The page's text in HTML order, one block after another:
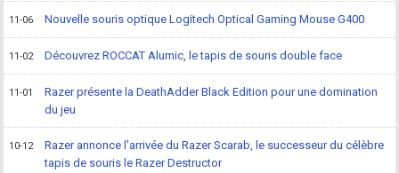
11-06 Nouvelle souris optique Logitech Optical Gaming Mouse G400
11-02 Découvrez ROCCAT Alumic, le tapis de souris double face
11-01
Razer présente la DeathAdder Black Edition pour une domination
du jeu
10-12
Razer annonce l'arrivée du Razer Scarab, le successeur du célèbre
tapis de souris le Razer Destructor